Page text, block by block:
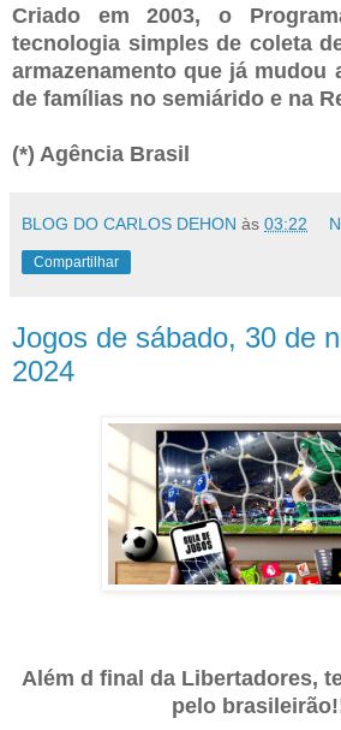
Criado em 2003, o
tecnologia simples de coleta
armazenamento que já mudou
de famílias no semiárido e na
(*) Agência Brasil
BLOG DO CARLOS DEHON às 03:22
Compartilhar
Jogos de sábado, 30 de
2024
Além d final da Libertadores,
pelo